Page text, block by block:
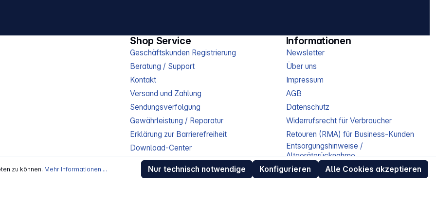
Shop Service
Geschäftskunden Registrierung
Beratung / Support
Kontakt
Versand und Zahlung
Sendungsverfolgung
Gewährleistung / Reparatur
Erklärung zur Barrierefreiheit
Download-Center
Jobs
Informationen
Newsletter
Über uns
Impressum
AGB
Datenschutz
Widerrufsrecht für Verbraucher
Retouren (RMA) für Business-Kunden
Entsorgungshinweise /
Altgeräterücknahme
Kundeninformation / Bestellablauf
Cookie-Einstellungen
zu können. Mehr Informationen ... Nur technisch notwendige Konfigurieren Alle Cookies akzeptieren